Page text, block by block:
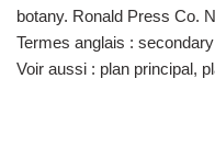
botany. Ronald Press Co.
Termes anglais :
Voir aussi : plan principal,